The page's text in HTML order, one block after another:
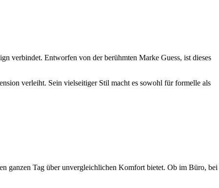
verbindet. Entworfen von der berühmten Marke Guess, ist dieses
verleiht. Sein vielseitiger Stil macht es sowohl für formelle als
ganzen Tag über unvergleichlichen Komfort bietet. Ob im Büro, bei